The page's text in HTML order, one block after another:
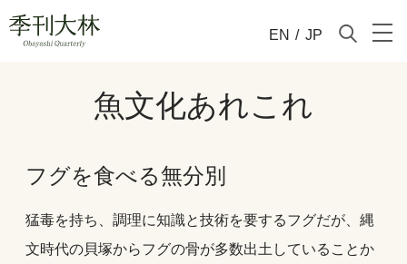
EN / JP
魚文化あれこれ
フグを食べる無分別
猛毒を持ち、調理に知識と技術を要するフグだが、縄
文時代の貝塚からフグの骨が多数出土していることか